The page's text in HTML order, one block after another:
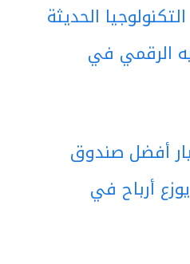
الحديثة
الرقمي في
أفضل صندوق
أرباح في